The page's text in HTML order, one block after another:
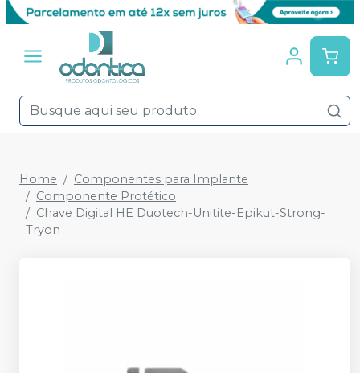
Home
Componentes para Implante
Componente Protético
Chave Digital HE Duotech-Unitite-Epikut-Strong-
Tryon